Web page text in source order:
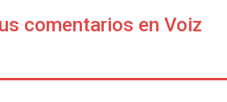
comentarios en Voiz